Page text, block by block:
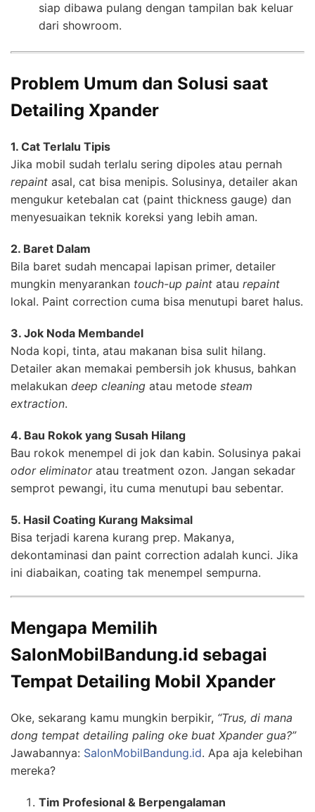
siap dibawa pulang dengan tampilan bak keluar
dari showroom.
Problem Umum dan Solusi saat
Detailing Xpander
1. Cat Terlalu Tipis
Jika mobil sudah terlalu sering dipoles atau pernah
repaint asal, cat bisa menipis. Solusinya, detailer akan
mengukur ketebalan cat (paint thickness gauge) dan
menyesuaikan teknik koreksi yang lebih aman.
2. Baret Dalam
Bila baret sudah mencapai lapisan primer, detailer
mungkin menyarankan touch-up paint atau repaint
lokal. Paint correction cuma bisa menutupi baret halus.
3. Jok Noda Membandel
Noda kopi, tinta, atau makanan bisa sulit hilang.
Detailer akan memakai pembersih jok khusus, bahkan
melakukan deep cleaning atau metode steam
extraction.
4. Bau Rokok yang Susah Hilang
Bau rokok menempel di jok dan kabin. Solusinya pakai
odor eliminatoratau treatment ozon. Jangan sekadar
semprot pewangi, itu cuma menutupi bau sebentar.
5. Hasil Coating Kurang Maksimal
Bisa terjadi karena kurang prep. Makanya,
dekontaminasi dan paint correction adalah kunci. Jika
ini diabaikan, coating tak menempel sempurna.
Mengapa Memilih
SalonMobilBandung.id sebagai
Tempat Detailing Mobil Xpander
Oke, sekarang kamu mungkin berpikir, “Trus, di mana
dong tempat detailing paling oke buat Xpander gua?”
Jawabannya: SalonMobilBandung.id. Apa aja kelebihan
mereka?
Tim Profesional & Berpengalaman